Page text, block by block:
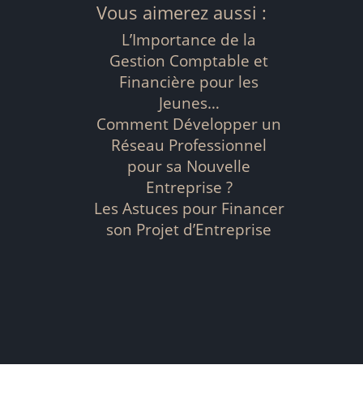
Vous aimerez aussi :
L’Importance de la
Gestion Comptable et
Financière pour les
Jeunes…
Comment Développer un
Réseau Professionnel
pour sa Nouvelle
Entreprise ?
Les Astuces pour Financer
son Projet d’Entreprise